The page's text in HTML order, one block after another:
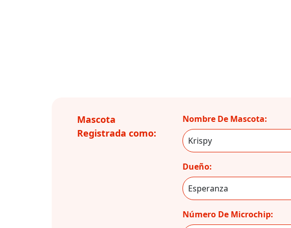
Mascota
Registrada como:
Nombre De Mascota:
Dueño:
Número De Microchip: